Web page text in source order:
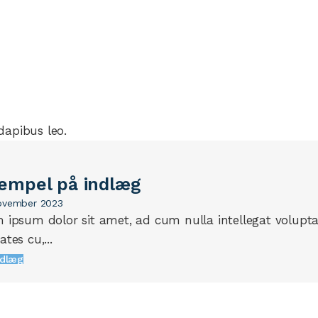
leo.
på indlæg
2023
ipsum dolor sit amet, ad cum nulla intellegat
cu,...